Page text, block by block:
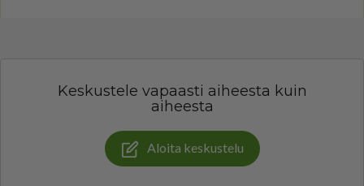
Keskustele vapaasti aiheesta kuin
aiheesta
Aloita keskustelu